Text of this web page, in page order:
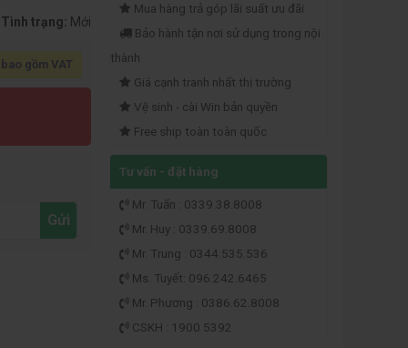
Mua hàng trả góp lãi suất ưu đãi
Bảo hành tận nơi sử dụng trong nội
thành
Giá cạnh tranh nhất thị trường
Vệ sinh - cài Win bản quyền
Free ship toàn toàn quốc
Tư vấn - đặt hàng
Mr. Tuấn : 0339.38.8008
Mr. Huy : 0339.69.8008
Mr. Trung : 0344.535.536
Ms. Tuyết: 096.242.6465
Mr. Phương : 0386.62.8008
CSKH : 1900 5392
Tình trạng: Mới
gồm VAT
Gửi